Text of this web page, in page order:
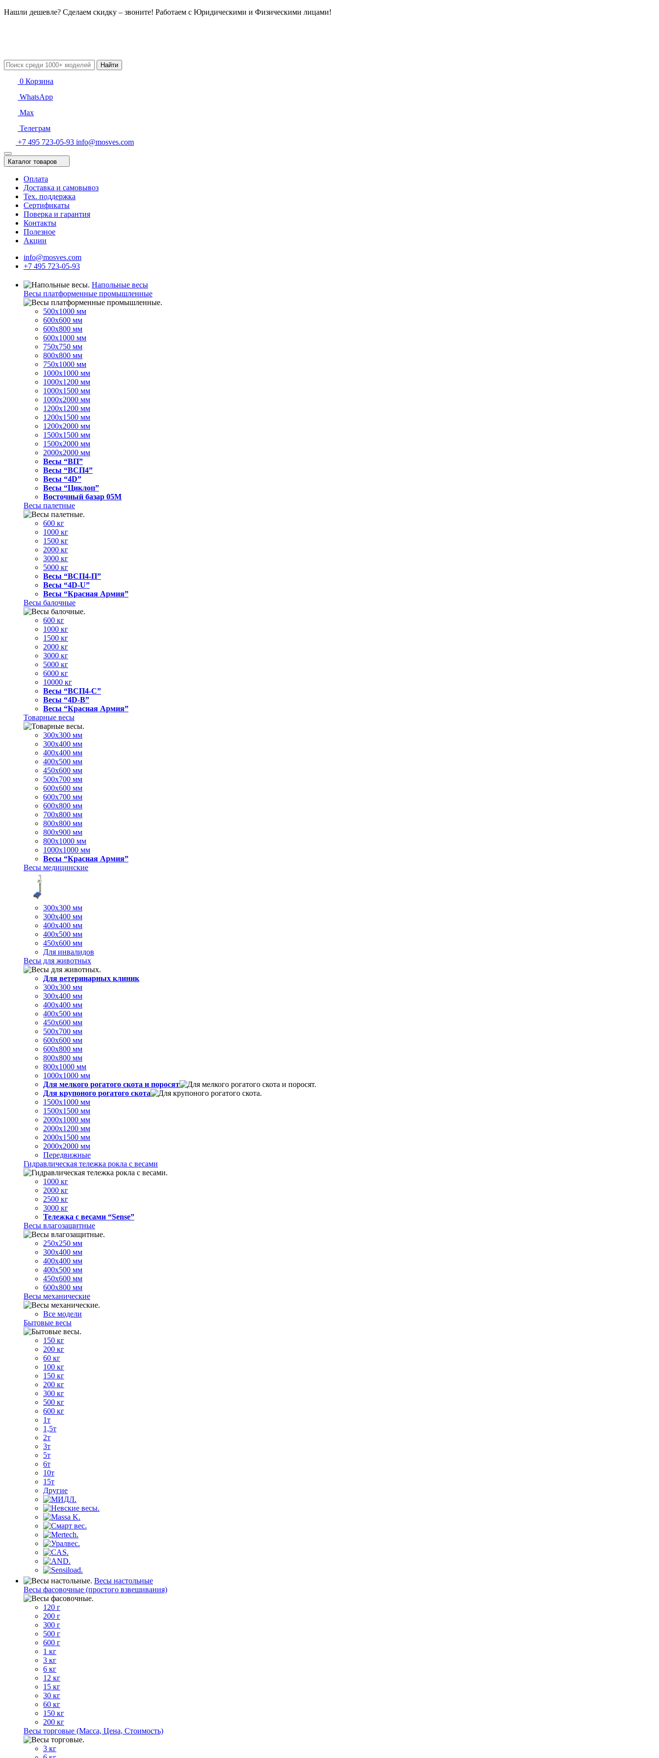
Нашли дешевле? Сделаем скидку – звоните! Работаем с Юридическими и Физическими лицами!
Найти
0 Корзина
WhatsApp
Max
Телеграм
+7 495 723-05-93 info@mosves.com
Каталог товаров
Оплата
Доставка и самовывоз
Тех. поддержка
Сертификаты
Поверка и гарантия
Контакты
Полезное
Акции
info@mosves.com
+7 495 723-05-93
Напольные весы
Весы платформенные промышленные
500x1000 мм
600x600 мм
600x800 мм
600x1000 мм
750x750 мм
800x800 мм
750x1000 мм
1000x1000 мм
1000x1200 мм
1000x1500 мм
1000x2000 мм
1200x1200 мм
1200x1500 мм
1200x2000 мм
1500x1500 мм
1500x2000 мм
2000x2000 мм
Весы “ВП”
Весы “ВСП4”
Весы “4D”
Весы “Циклоп”
Восточный базар 05M
Весы палетные
600 кг
1000 кг
1500 кг
2000 кг
3000 кг
5000 кг
Весы “ВСП4-П”
Весы “4D-U”
Весы “Красная Армия”
Весы балочные
600 кг
1000 кг
1500 кг
2000 кг
3000 кг
5000 кг
6000 кг
10000 кг
Весы “ВСП4-С”
Весы “4D-В”
Весы “Красная Армия”
Товарные весы
300х300 мм
300х400 мм
400х400 мм
400х500 мм
450х600 мм
500х700 мм
600х600 мм
600х700 мм
600х800 мм
700х800 мм
800х800 мм
800х900 мм
800х1000 мм
1000х1000 мм
Весы “Красная Армия”
Весы медицинские
300х300 мм
300х400 мм
400х400 мм
400х500 мм
450х600 мм
Для инвалидов
Весы для животных
Для ветеринарных клиник
300х300 мм
300х400 мм
400х400 мм
400х500 мм
450х600 мм
500х700 мм
600х600 мм
600х800 мм
800х800 мм
800х1000 мм
1000х1000 мм
Для мелкого рогатого скота и поросят
Для крупоного рогатого скота
1500х1000 мм
1500х1500 мм
2000х1000 мм
2000х1200 мм
2000х1500 мм
2000х2000 мм
Передвижные
Гидравлическая тележка рокла с весами
1000 кг
2000 кг
2500 кг
3000 кг
Тележка с весами “Sense”
Весы влагозащитные
250х250 мм
300х400 мм
400х400 мм
400х500 мм
450х600 мм
600х800 мм
Весы механические
Все модели
Бытовые весы
150 кг
200 кг
60 кг
100 кг
150 кг
200 кг
300 кг
500 кг
600 кг
1т
1,5т
2т
3т
5т
6т
10т
15т
Другие
Весы настольные
Весы фасовочные (простого взвешивания)
120 г
200 г
300 г
500 г
600 г
1 кг
3 кг
6 кг
12 кг
15 кг
30 кг
60 кг
150 кг
200 кг
Весы торговые (Масса, Цена, Стоимость)
3 кг